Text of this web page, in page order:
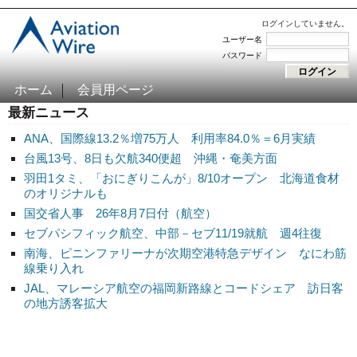
ログインしていません。
ユーザー名
パスワード
ホーム 会員用ページ
最新ニュース
ANA、国際線13.2％増75万人 利用率84.0％＝6月実績
台風13号、8日も欠航340便超 沖縄・奄美方面
羽田1タミ、「おにぎりこんが」8/10オープン 北海道食材
のオリジナルも
国交省人事 26年8月7日付（航空）
セブパシフィック航空、中部－セブ11/19就航 週4往復
南海、ピニンファリーナが次期空港特急デザイン なにわ筋
線乗り入れ
JAL、マレーシア航空の福岡新路線とコードシェア 訪日客
の地方誘客拡大